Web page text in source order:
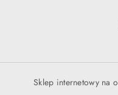
Sklep internetowy na